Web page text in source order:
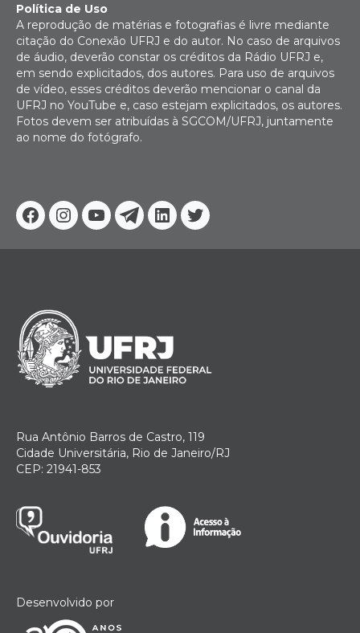
Facebook
Instagram
YoutubeTelegram
Linkedin
Twitter
Política de Uso
A reprodução de matérias e fotografias é livre mediante
citação do Conexão UFRJ e do autor. No caso de arquivos
de áudio, deverão constar os créditos da Rádio UFRJ e,
em sendo explicitados, dos autores. Para uso de arquivos
de vídeo, esses créditos deverão mencionar o canal da
UFRJ no YouTube e, caso estejam explicitados, os autores.
Fotos devem ser atribuídas à SGCOM/UFRJ, juntamente
ao nome do fotógrafo.
Rua Antônio Barros de Castro, 119
Cidade Universitária, Rio de Janeiro/RJ
CEP: 21941-853
Desenvolvido por